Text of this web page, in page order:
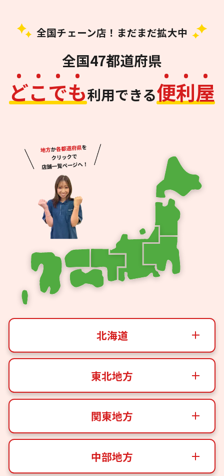
全国チェーン店！まだまだ拡大中
全国47都道府県
どこでも利用できる便利屋
北海道
東北地方
関東地方
中部地方